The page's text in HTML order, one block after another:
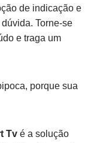
de indicação e
Torne-se
e traga um
porque sua
Tv é a solução